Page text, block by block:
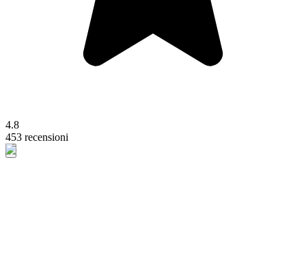
4.8
453 recensioni